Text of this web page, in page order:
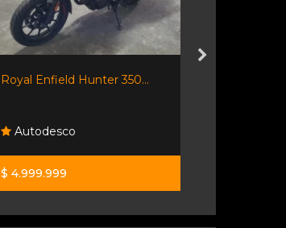
Royal Enfield Hunter 350...
Autodesco
$ 4.999.999